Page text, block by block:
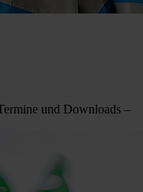
und Downloads –